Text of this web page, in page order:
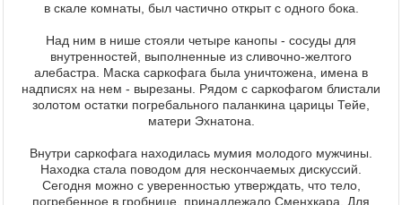
в скале комнаты, был частично открыт с одного бока.
Над ним в нише стояли четыре канопы - сосуды для
внутренностей, выполненные из сливочно-желтого
алебастра. Маска саркофага была уничтожена, имена в
надписях на нем - вырезаны. Рядом с саркофагом блистали
золотом остатки погребального паланкина царицы Тейе,
матери Эхнатона.
Внутри саркофага находилась мумия молодого мужчины.
Находка стала поводом для нескончаемых дискуссий.
Сегодня можно с уверенностью утверждать, что тело,
погребенное в гробнице, принадлежало Сменхкара. Для